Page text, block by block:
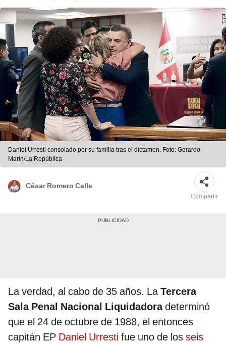
Daniel Urresti consolado por su familia tras el dictamen. Foto: Gerardo
Marín/La República
César Romero Calle
Compartir
La verdad, al cabo de 35 años. LaTercera
Sala Penal Nacional Liquidadoradeterminó
que el 24 de octubre de 1988, el entonces
capitán EP Daniel Urresti fue uno de los seis